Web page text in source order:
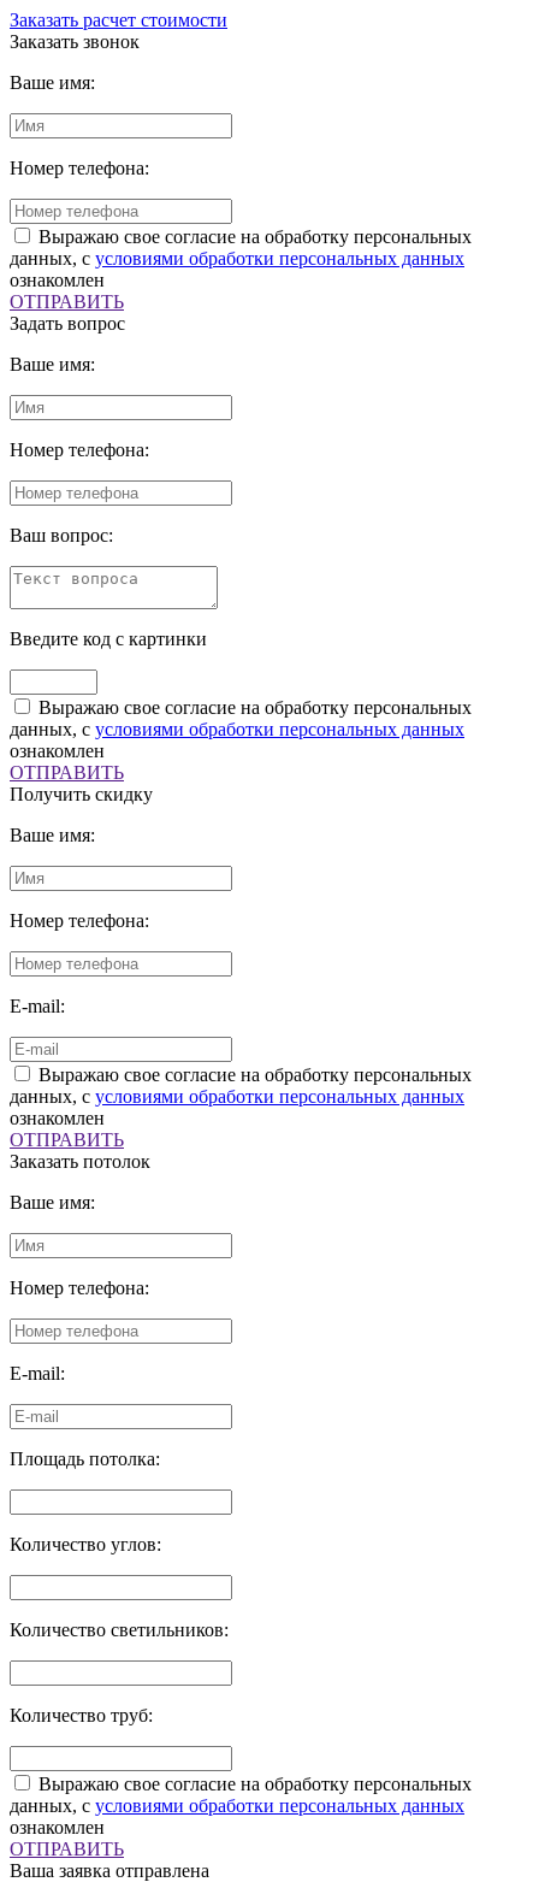
Заказать расчет стоимости
Заказать звонок
Ваше имя:
Номер телефона:
Выражаю свое согласие на обработку персональных
данных, с условиями обработки персональных данных
ознакомлен
ОТПРАВИТЬ
Задать вопрос
Ваше имя:
Номер телефона:
Ваш вопрос:
Введите код с картинки
Выражаю свое согласие на обработку персональных
данных, с условиями обработки персональных данных
ознакомлен
ОТПРАВИТЬ
Получить скидку
Ваше имя:
Номер телефона:
E-mail:
Выражаю свое согласие на обработку персональных
данных, с условиями обработки персональных данных
ознакомлен
ОТПРАВИТЬ
Заказать потолок
Ваше имя:
Номер телефона:
E-mail:
Площадь потолка:
Количество углов:
Количество светильников:
Количество труб:
Выражаю свое согласие на обработку персональных
данных, с условиями обработки персональных данных
ознакомлен
ОТПРАВИТЬ
Ваша заявка отправлена